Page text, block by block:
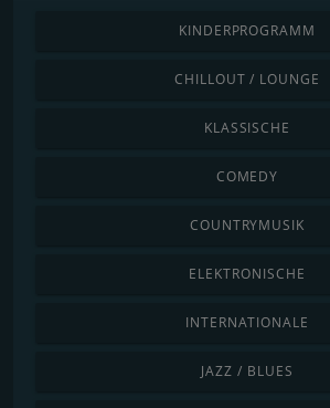
KINDERPROGRAMM
CHILLOUT / LOUNGE
KLASSISCHE
COMEDY
COUNTRYMUSIK
ELEKTRONISCHE
INTERNATIONALE
JAZZ / BLUES